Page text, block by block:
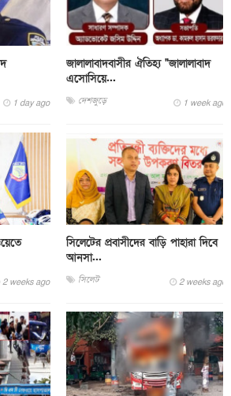
1 day ago
জালালাবাদবাসীর ঐতিহ্য "জালালাবাদ
এসোসিয়ে...
দেশজুড়ে 1 week ago
2 weeks ago
সিলেটের প্রবাসীদের বাড়ি পাহারা দিবে
আনসা...
সিলেট 2 weeks ago